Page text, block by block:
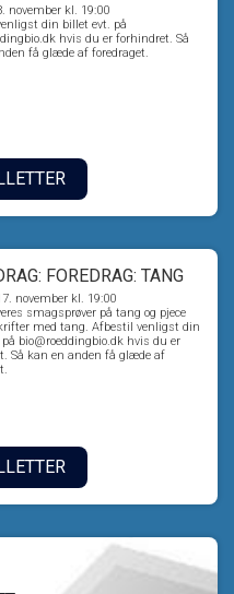
november kl. 19:00
din billet evt. på
hvis du er forhindret. Så
få glæde af foredraget.
FOREDRAG: TANG
november kl. 19:00
smagsprøver på tang og pjece
med tang. Afbestil venligst din
bio@roeddingbio.dk hvis du er
Så kan en anden få glæde af